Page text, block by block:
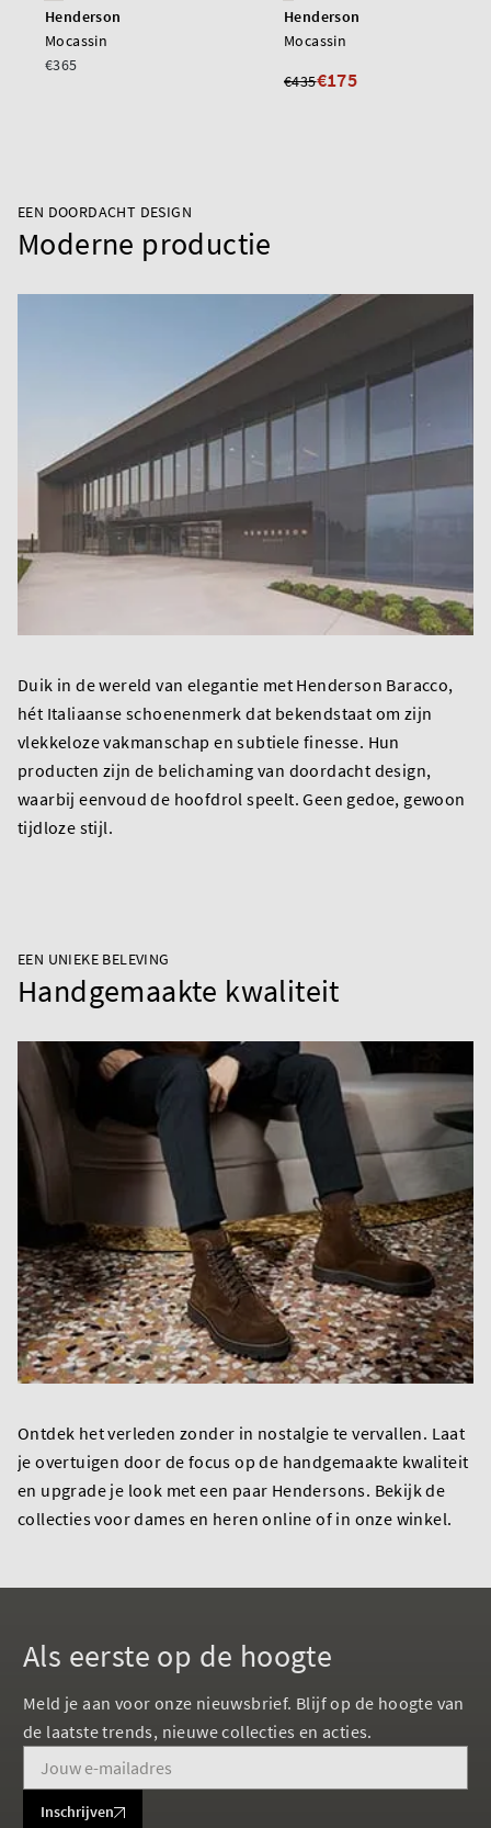
Henderson
Mocassin
€365
Henderson
Mocassin
€435€175
EEN DOORDACHT DESIGN
Moderne productie
Duik in de wereld van elegantie met Henderson Baracco,
hét Italiaanse schoenenmerk dat bekendstaat om zijn
vlekkeloze vakmanschap en subtiele finesse. Hun
producten zijn de belichaming van doordacht design,
waarbij eenvoud de hoofdrol speelt. Geen gedoe, gewoon
tijdloze stijl.
EEN UNIEKE BELEVING
Handgemaakte kwaliteit
Ontdek het verleden zonder in nostalgie te vervallen. Laat
je overtuigen door de focus op de handgemaakte kwaliteit
en upgrade je look met een paar Hendersons. Bekijk de
collecties voor dames en heren online of in onze winkel.
Als eerste op de hoogte
Meld je aan voor onze nieuwsbrief. Blijf op de hoogte van
de laatste trends, nieuwe collecties en acties.
Inschrijven